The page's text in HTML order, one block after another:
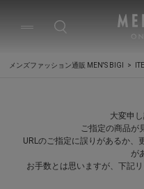
メンズファッション通販 MEN'S BIGI
大変申し
ご指定の商品が
URLのご指定に誤りがあるか、
が
お手数とは思いますが、下記